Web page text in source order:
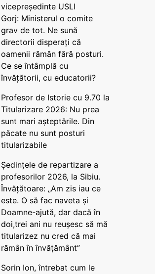
vicepreședinte USLI
Gorj: Ministerul o comite
grav de tot. Ne sună
directorii disperați că
oamenii rămân fără posturi.
Ce se întâmplă cu
învățătorii, cu educatorii?
Profesor de Istorie cu 9.70 la
Titularizare 2026: Nu prea
sunt mari așteptările. Din
păcate nu sunt posturi
titularizabile
Ședințele de repartizare a
profesorilor 2026, la Sibiu.
Învățătoare: „Am zis iau ce
este. O să fac naveta și
Doamne-ajută, dar dacă în
doi,trei ani nu reușesc să mă
titularizez nu cred că mai
rămân în învățământ”
Sorin Ion, întrebat cum le